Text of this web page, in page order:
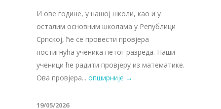
И ове године, у нашој школи, као и у
осталим основним школама у Републици
Српској, ће се провести провјера
постигнућа ученика петог разредa. Наши
ученици ће радити провјеру из математике.
Ова провјера... опширније →
19/05/2026